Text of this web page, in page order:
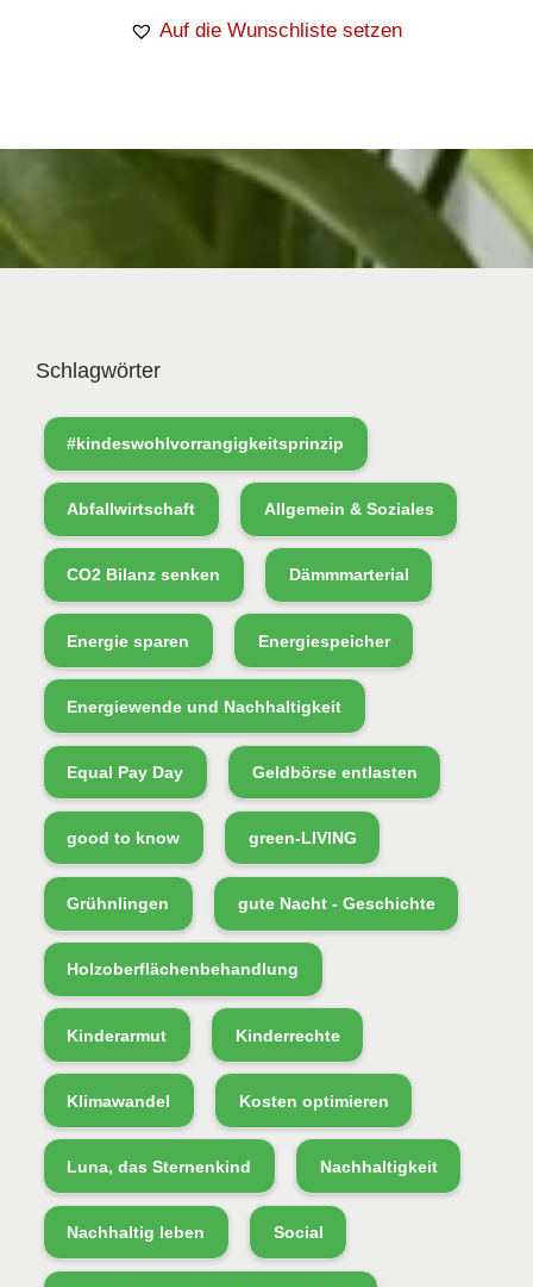
Auf die Wunschliste setzen
Schlagwörter
#kindeswohlvorrangigkeitsprinzip
Abfallwirtschaft Allgemein & Soziales
CO2 Bilanz senken Dämmmarterial
Energie sparen Energiespeicher
Energiewende und Nachhaltigkeit
Equal Pay Day Geldbörse entlasten
good to know green-LIVING
Grühnlingen gute Nacht - Geschichte
Holzoberflächenbehandlung
Kinderarmut Kinderrechte
Klimawandel Kosten optimieren
Luna, das Sternenkind Nachhaltigkeit
Nachhaltig leben Social